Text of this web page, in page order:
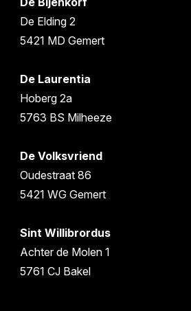
De Elding 2
5421 MD Gemert
De Laurentia
Hoberg 2a
5763 BS Milheeze
De Volksvriend
Oudestraat 86
5421 WG Gemert
Sint Willibrordus
Achter de Molen 1
5761 CJ Bakel